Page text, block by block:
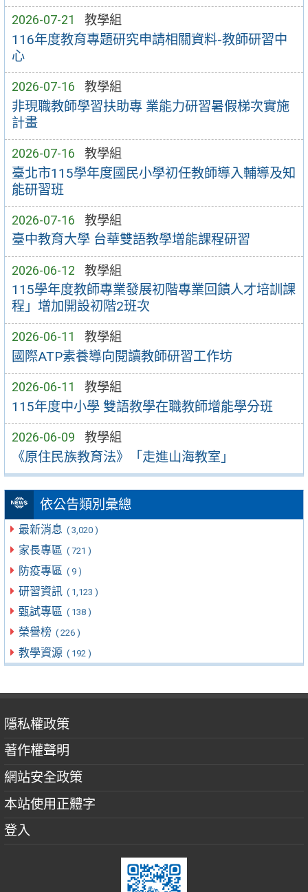
2026-07-21 教學組
116年度教育專題研究申請相關資料-教師研習中
心
2026-07-16 教學組
非現職教師學習扶助專 業能力研習暑假梯次實施
計畫
2026-07-16 教學組
臺北市115學年度國民小學初任教師導入輔導及知
能研習班
2026-07-16 教學組
臺中教育大學 台華雙語教學增能課程研習
2026-06-12 教學組
115學年度教師專業發展初階專業回饋人才培訓課
程」增加開設初階2班次
2026-06-11 教學組
國際ATP素養導向閱讀教師研習工作坊
2026-06-11 教學組
115年度中小學 雙語教學在職教師增能學分班
2026-06-09 教學組
《原住民族教育法》「走進山海教室」
依公告類別彙總
最新消息 ( 3,020 )
家長專區 ( 721 )
防疫專區 ( 9 )
研習資訊 ( 1,123 )
甄試專區 ( 138 )
榮譽榜 ( 226 )
教學資源 ( 192 )
隱私權政策
著作權聲明
網站安全政策
本站使用正體字
登入